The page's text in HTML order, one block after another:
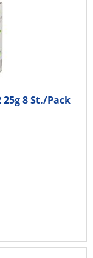
8 St./Pack